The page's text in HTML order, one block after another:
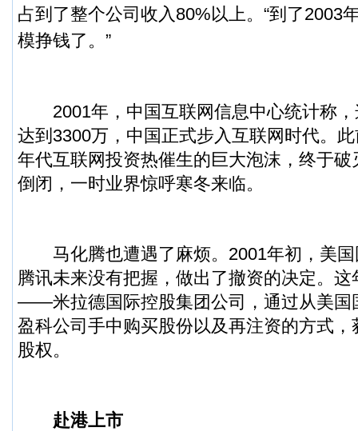
占到了整个公司收入80%以上。“到了2003
模挣钱了。”
2001年，中国互联网信息中心统计称，
达到3300万，中国正式步入互联网时代。
年代互联网投资热催生的巨大泡沫，终于
倒闭，一时业界惊呼寒冬来临。
马化腾也遭遇了麻烦。2001年初，美国
腾讯未来没有把握，做出了撤资的决定。
——米拉德国际控股集团公司，通过从美国
盈科公司手中购买股份以及再注资的方式
股权。
赴港上市